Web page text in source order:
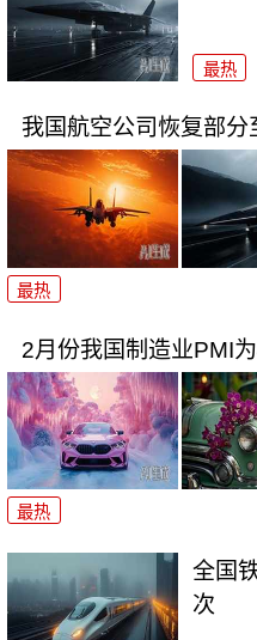
最热
我国航空公司恢复部分
最热
2月份我国制造业PMI
最热
全国
次